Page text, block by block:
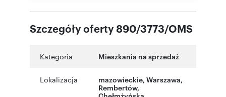
Szczegóły oferty 890/3773/OMS
Kategoria Mieszkania na sprzedaż
Lokalizacja mazowieckie, Warszawa,
Rembertów,